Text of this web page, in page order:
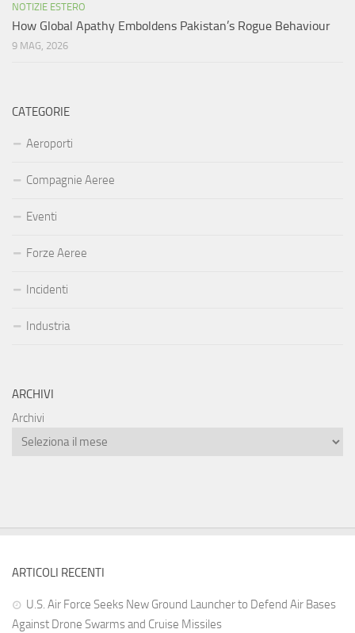
NOTIZIE ESTERO
How Global Apathy Emboldens Pakistan’s Rogue Behaviour
9 MAG, 2026
CATEGORIE
Aeroporti
Compagnie Aeree
Eventi
Forze Aeree
Incidenti
Industria
ARCHIVI
Archivi
ARTICOLI RECENTI
U.S. Air Force Seeks New Ground Launcher to Defend Air Bases
Against Drone Swarms and Cruise Missiles